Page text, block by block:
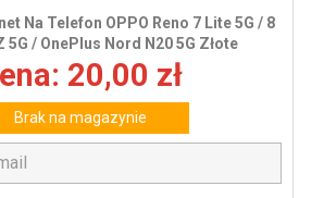
Na Telefon OPPO Reno 7 Lite 5G / 8
5G / OnePlus Nord N20 5G Złote
20,00 zł
Brak na magazynie